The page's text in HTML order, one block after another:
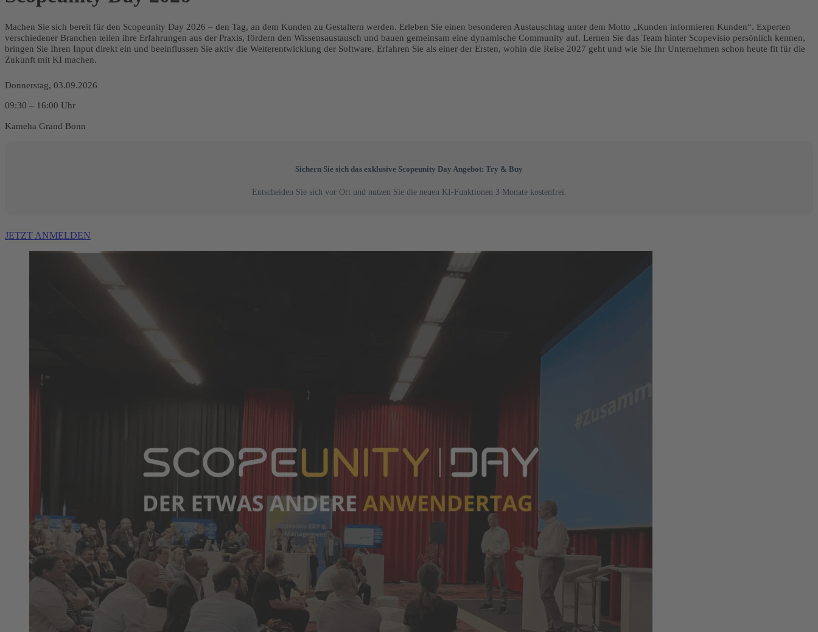
Machen Sie sich bereit für den Scopeunity Day 2026 – den Tag, an dem Kunden zu Gestaltern werden. Erleben Sie einen besonderen Austauschtag unter dem Motto „Kunden informieren Kunden“. Experten
verschiedener Branchen teilen ihre Erfahrungen aus der Praxis, fördern den Wissensaustausch und bauen gemeinsam eine dynamische Community auf. Lernen Sie das Team hinter Scopevisio persönlich kennen,
bringen Sie Ihren Input direkt ein und beeinflussen Sie aktiv die Weiterentwicklung der Software. Erfahren Sie als einer der Ersten, wohin die Reise 2027 geht und wie Sie Ihr Unternehmen schon heute fit für die
Zukunft mit KI machen.
Donnerstag, 03.09.2026
09:30 – 16:00 Uhr
Kameha Grand Bonn
Sichern Sie sich das exklusive Scopeunity Day Angebot: Try & Buy
Entscheiden Sie sich vor Ort und nutzen Sie die neuen KI-Funktionen 3 Monate kostenfrei.
JETZT ANMELDEN